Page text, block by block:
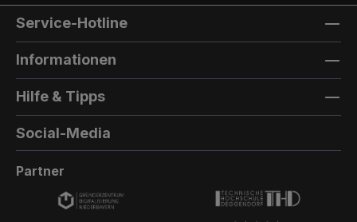
Firma Trespa Bei Sonderfarbe: Bezeichnung
der TürfarbeGeben Sie hier den Namen Ihrer
Wunschfarbe an.Die Lieferzeit bei
Sonderfarben verlängert sich um 5 bis 6
AußenfarbeGeben Sie hier den Namen der
Wunschfarbe an.Hinweis: Falls Sie die Türfarbe
in der selben Farbe wie die Außenwandfarbe
berechnet wird.Die Lieferzeit bei Sonderfarben
Service-Hotline
Informationen
Hilfe & Tipps
Social-Media
Partner